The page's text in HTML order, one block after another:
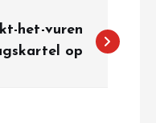
het-vuren
op